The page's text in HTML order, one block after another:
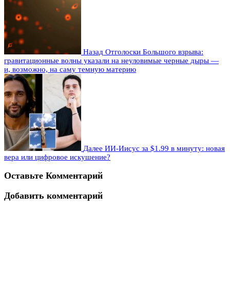
Назад Отголоски Большого взрыва:
гравитационные волны указали на неуловимые черные дыры —
и, возможно, на саму темную материю
Далее ИИ-Иисус за $1.99 в минуту: новая
вера или цифровое искушение?
Оставьте Комментарий
Добавить комментарий